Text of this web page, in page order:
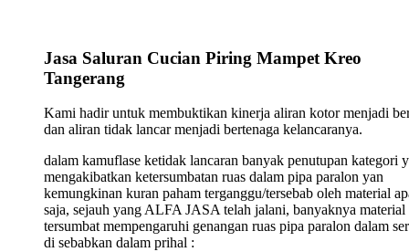
Jasa Saluran Cucian Piring Mampet Kreo
Tangerang
Kami hadir untuk membuktikan kinerja aliran kotor menjadi
dan aliran tidak lancar menjadi bertenaga kelancaranya.
dalam kamuflase ketidak lancaran banyak penutupan kategori
mengakibatkan ketersumbatan ruas dalam pipa paralon yan
kemungkinan kuran paham terganggu/tersebab oleh material
saja, sejauh yang ALFA JASA telah jalani, banyaknya material
tersumbat mempengaruhi genangan ruas pipa paralon dalam
di sebabkan dalam prihal :